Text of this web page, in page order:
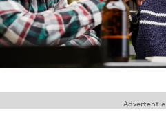
9 sept: GenAI-training
12 nov: MarketingLive!
Events
Opleidingen
Vacatures
Advertentie